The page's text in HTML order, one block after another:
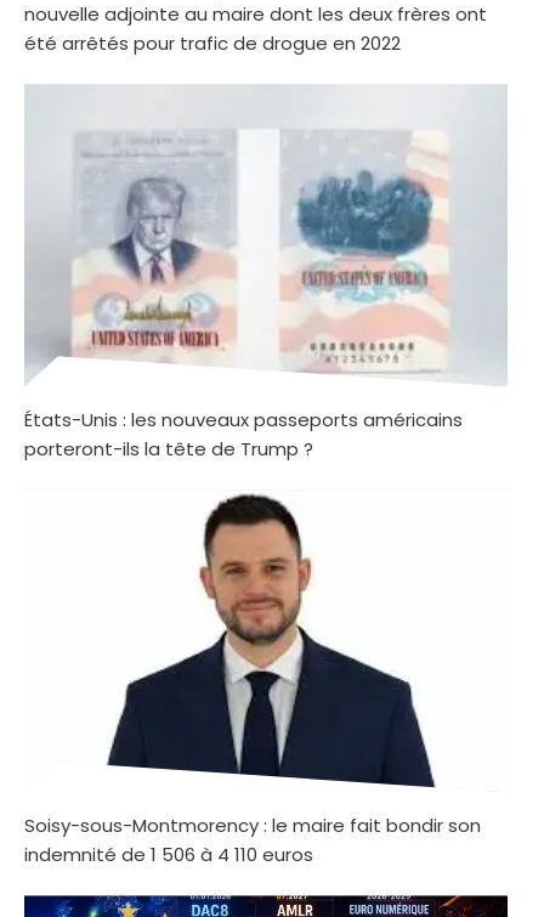
nouvelle adjointe au maire dont les deux frères ont
été arrêtés pour trafic de drogue en 2022
États-Unis : les nouveaux passeports américains
porteront-ils la tête de Trump ?
Soisy-sous-Montmorency : le maire fait bondir son
indemnité de 1 506 à 4 110 euros